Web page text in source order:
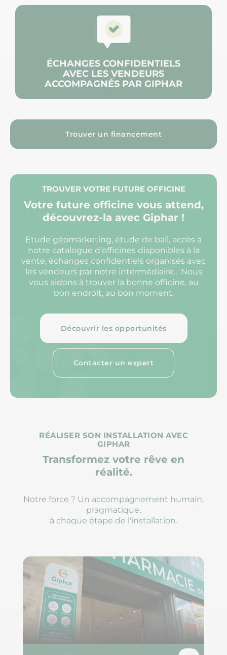
ÉCHANGES CONFIDENTIELS
AVEC LES VENDEURS
ACCOMPAGNÉS PAR GIPHAR
Trouver un financement
TROUVER VOTRE FUTURE OFFICINE
Votre future officine vous attend,
découvrez-la avec Giphar !
Etude géomarketing, étude de bail, accès à
notre catalogue d’officines disponibles à la
vente, échanges confidentiels organisés avec
les vendeurs par notre intermédiaire… Nous
vous aidons à trouver la bonne officine, au
bon endroit, au bon moment.
Découvrir les opportunités
Contacter un expert
RÉALISER SON INSTALLATION AVEC
GIPHAR
Transformez votre rêve en
réalité.
Notre force ? Un accompagnement humain,
pragmatique,
à chaque étape de l'installation.